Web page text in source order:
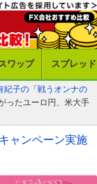
ワップ スプレッド
紀子の「戦うオンナの
ったユーロ円、米大手
ャンペーン実施